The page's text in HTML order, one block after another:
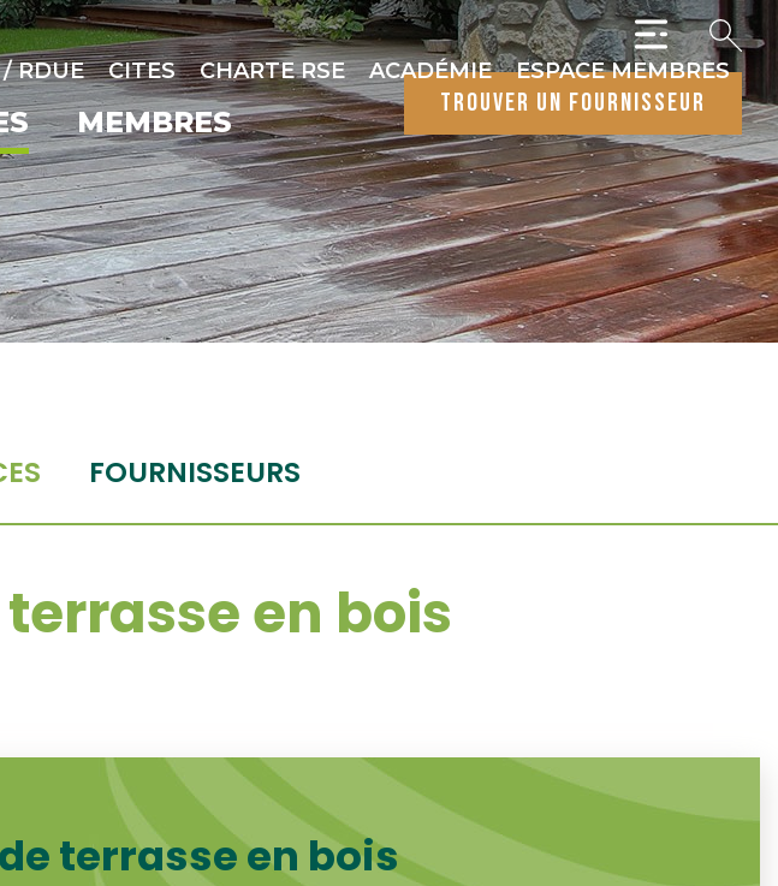
RDUE CITES CHARTE RSE ACADÉMIE ESPACE MEMBRES
MEMBRES
trouver un fournisseur
FOURNISSEURS
en bois
terrasse en bois